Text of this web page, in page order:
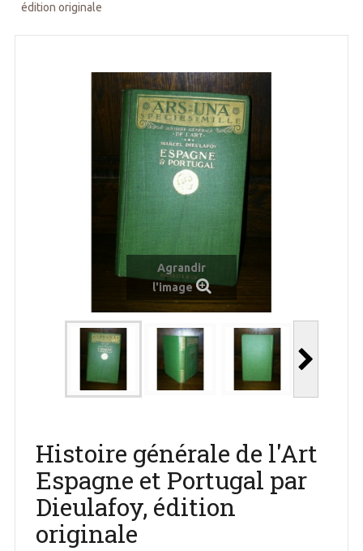
édition originale
Agrandir
l'image
Histoire générale de l'Art
Espagne et Portugal par
Dieulafoy, édition
originale